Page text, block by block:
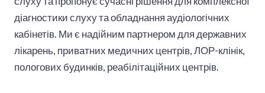
діагностики слуху та обладнання аудіологічних
кабінетів. Ми є надійним партнером для державних
лікарень, приватних медичних центрів, ЛОР-клінік,
пологових будинків, реабілітаційних центрів.